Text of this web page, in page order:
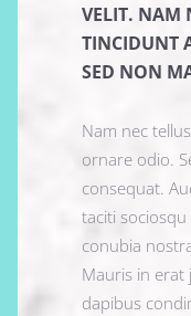
VELIT. NAM
TINCIDUNT
SED NON
Nam nec
ornare odio.
consequat.
taciti
conubia
Mauris in erat
dapibus